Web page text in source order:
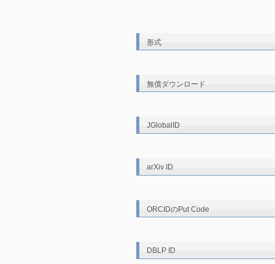
形式
無償ダウンロード
JGlobalID
arXiv ID
ORCIDのPut Code
DBLP ID